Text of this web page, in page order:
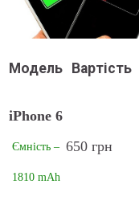
Модель Вартість
iPhone 6
Ємність –
1810 mAh
650 грн